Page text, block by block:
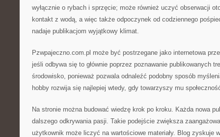
wyłącznie o rybach i sprzęcie; może również uczyć obserwacji
kontakt z wodą, a więc także odpoczynek od codziennego
nadaje publikacjom wyjątkowy klimat.
Pzwpajeczno.com.pl może być postrzegane jako internetowa
jeśli odbywa się to głównie poprzez poznawanie publikowanych
środowisko, ponieważ pozwala odnaleźć podobny sposób
hobby rozwija się najlepiej wtedy, gdy towarzyszy mu
Na stronie można budować wiedzę krok po kroku. Każda nowa
dalszego odkrywania pasji. Takie podejście zwiększa
użytkownik może liczyć na wartościowe materiały. Blog zyskuje